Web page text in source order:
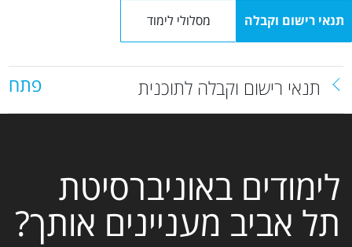
תנאי רישום וקבלה מסלולי לימוד
תנאי רישום וקבלה לתוכנית פתח
לימודים באוניברסיטת
תל אביב מעניינים אותך?